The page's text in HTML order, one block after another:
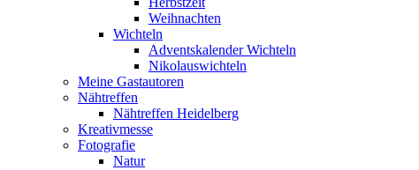
Weihnachten
Wichteln
Adventskalender Wichteln
Nikolauswichteln
Meine Gastautoren
Nähtreffen
Nähtreffen Heidelberg
Kreativmesse
Fotografie
Natur